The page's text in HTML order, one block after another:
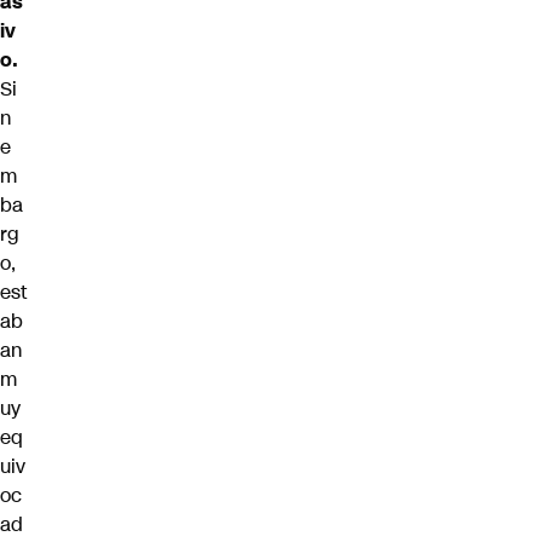
iv
o.
Si
n
e
m
ba
rg
o,
est
ab
an
m
uy
eq
uiv
oc
ad